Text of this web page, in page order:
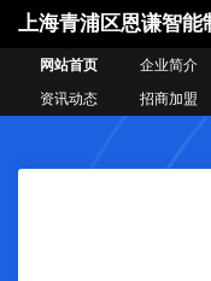
上海青浦区恩谦智能
网站首页 企业简介
资讯动态
招商加盟